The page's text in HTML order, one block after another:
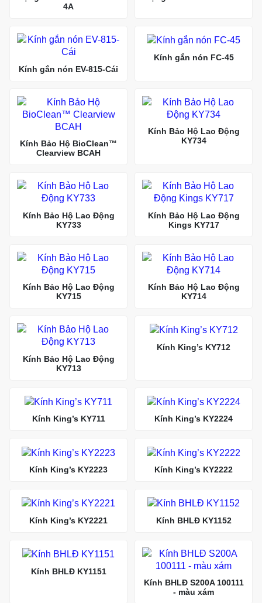
4A
Kính gắn nón EV-815-Cái
Kính gắn nón FC-45
Kính Bảo Hộ BioClean™
Clearview BCAH
Kính Bảo Hộ Lao Động
KY734
Kính Bảo Hộ Lao Động
KY733
Kính Bảo Hộ Lao Động
Kings KY717
Kính Bảo Hộ Lao Động
KY715
Kính Bảo Hộ Lao Động
KY714
Kính Bảo Hộ Lao Động
KY713
Kính King’s KY712
Kính King’s KY711 Kính King’s KY2224
Kính King’s KY2223 Kính King’s KY2222
Kính King’s KY2221 Kính BHLĐ KY1152
Kính BHLĐ KY1151
Kính BHLĐ S200A 100111
- màu xám